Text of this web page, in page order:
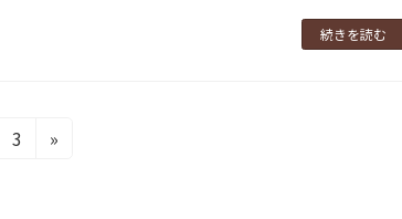
続きを読む
固
3 »